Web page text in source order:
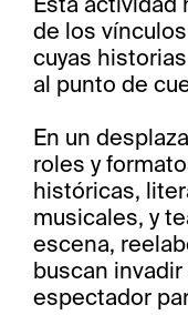
de los
cuyas
al punto de
En un
roles y
históricas,
musicales, y
escena,
buscan
espectador